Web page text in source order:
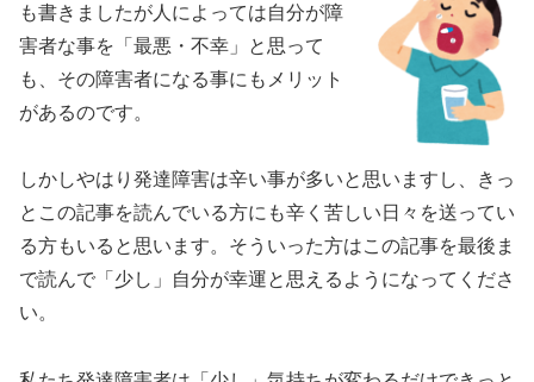
も書きましたが人によっては自分が障
害者な事を「最悪・不幸」と思って
も、その障害者になる事にもメリット
があるのです。
しかしやはり発達障害は辛い事が多いと思いますし、きっ
とこの記事を読んでいる方にも辛く苦しい日々を送ってい
る方もいると思います。そういった方はこの記事を最後ま
で読んで「少し」自分が幸運と思えるようになってくださ
い。